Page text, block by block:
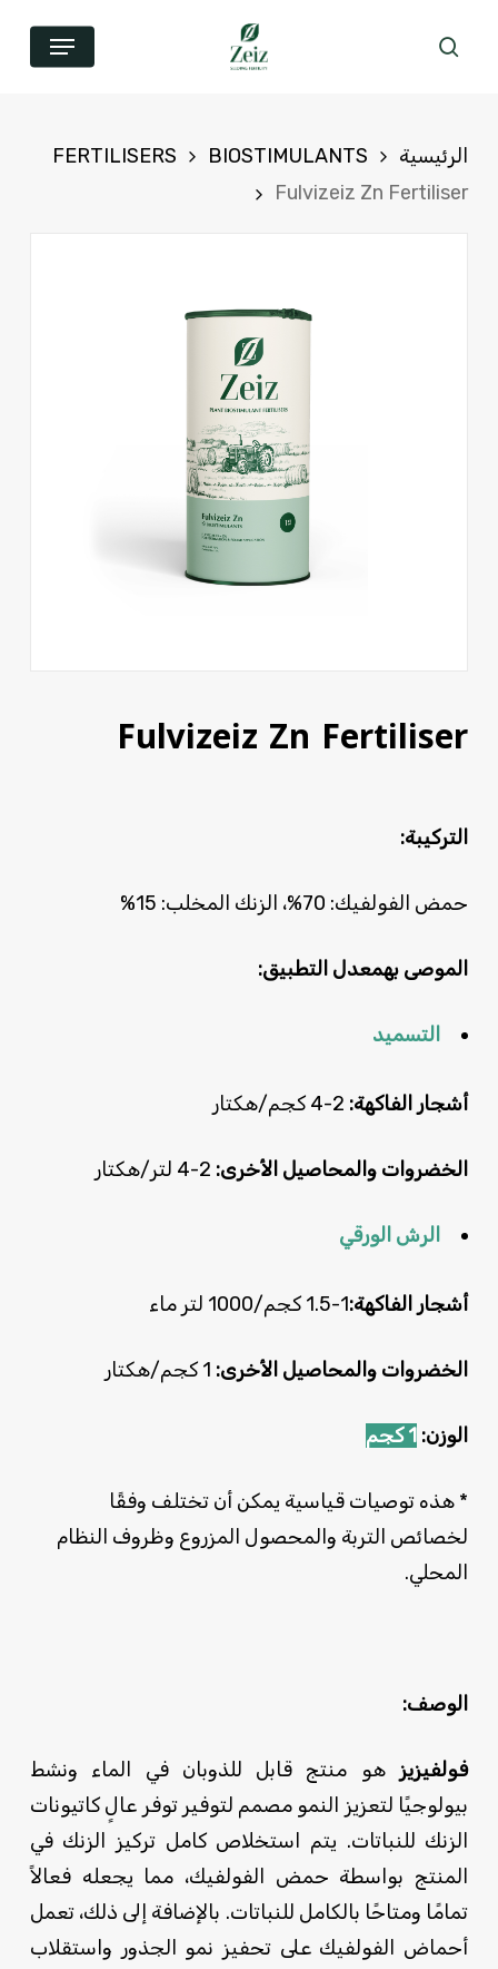
القائمة
الرئيسية FERTILISERS
BIOSTIMULANTS
Fulvizeiz Zn Fertiliser
Fulvizeiz Zn Fertiliser
التركيبة:
حمض الفولفيك: 70%، الزنك المخلب: 15%
الموصى بهمعدل التطبيق:
التسميد
أشجار الفاكهة:
الخضروات والمحاصيل الأخرى: 2-4 لتر/هكتار
الرش الورقي
أشجار الفاكهة:1-1.5 كجم/1000 لتر ماء
الخضروات والمحاصيل الأخرى: 1 كجم/هكتار
الوزن: 1 كجم
* هذه توصيات قياسية يمكن أن تختلف وفقًا
لخصائص التربة والمحصول المزروع وظروف النظام
المحلي.
الوصف:
فولفيزيز هو منتج قابل للذوبان في الماء ونشط
بيولوجيًا لتعزيز النمو مصمم لتوفير توفر عالٍ كاتيونات
الزنك للنباتات. يتم استخلاص كامل تركيز الزنك في
المنتج بواسطة حمض الفولفيك، مما يجعله فعالاً
تمامًا ومتاحًا بالكامل للنباتات. بالإضافة إلى ذلك، تعمل
أحماض الفولفيك على تحفيز نمو الجذور واستقلاب